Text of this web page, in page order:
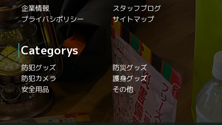
企業情報
スタッフブログ
プライバシポリシー
サイトマップ
Categorys
防犯グッズ
防災グッズ
防犯カメラ
護身グッズ
安全用品
その他